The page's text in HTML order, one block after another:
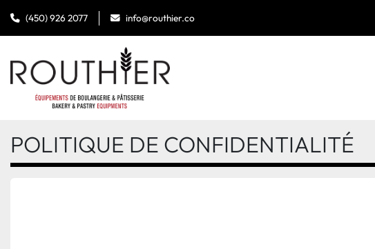
(450) 926 2077 info@routhier.co
POLITIQUE DE CONFIDENTIALITÉ